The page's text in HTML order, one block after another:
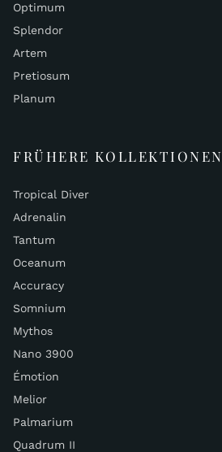
Optimum
Splendor
Artem
Pretiosum
Planum
FRÜHERE KOLLEKTIONEN
Tropical Diver
Adrenalin
Tantum
Oceanum
Accuracy
Somnium
Mythos
Nano 3900
Émotion
Melior
Palmarium
Quadrum II